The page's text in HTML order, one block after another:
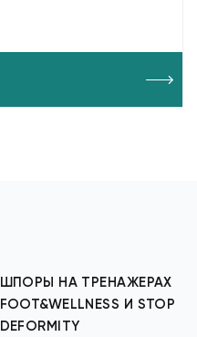
ШПОРЫ НА ТРЕНАЖЕРАХ
FOOT&WELLNESS И STOP
DEFORMITY